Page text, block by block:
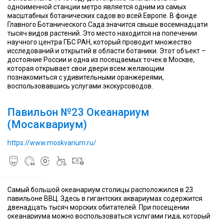
одноименной станции метро является одним из самых
масштабных ботанических садов во всей Европе. В фонде
Главного Ботанического Сада значится свыше восемнадцати
тысяч видов растений. Это место находится на попечении
научного центра ГБС РАН, который проводит множество
исследований и открытий в области ботаники. Этот объект –
достояние России и одна из посещаемых точек в Москве,
которая открывает свои двери всем желающим
познакомиться с удивительными оранжереями,
воспользовавшись услугами экскурсоводов.
Павильон №23 Океанариум
(Мосаквариум)
https://www.moskvarium.ru/
в
2013
году.
Общая
площадь
центра
составляет
53
тысячи
квадратных
а
ёмкость
водных
резервуаров
—
миллионов
литров
пресноводная
фауна
от
озера
Байкал
до
Галапагосских
островов,
от
исландских
до
Большого
Барьерного
от
до
Камчатки
в
«Москвариуме»
содержится
больше
тысяч
животных
в
2013
году.
Общая
площадь
центра
составляет
53
тысячи
квадратных
ёмкость
водных
резервуаров
—
миллионов
литров
пресноводная
фауна
от
озера
Байкал
до
Галапагосских
островов,
от
исландских
Большого
Барьерного
от
до
Камчатки
в
«Москвариуме»
содержится
больше
тысяч
животных
Самый большой океанариум столицы расположился в 23
павильоне ВВЦ. Здесь в гигантских аквариумах содержится
двенадцать тысяч морских обитателей. При посещении
океанариума можно воспользоваться услугами гида, который
Павильон
ВДНХ
-
выставка
достижений
Павильон
ВДНХ
-
выставка
достижений